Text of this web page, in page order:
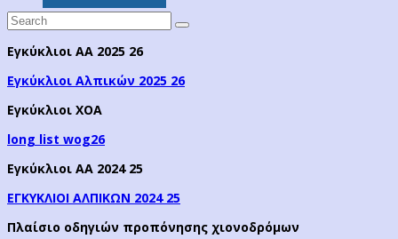
Εγκύκλιοι ΑΑ 2025 26
Εγκύκλιοι Αλπικών 2025 26
Εγκύκλιοι ΧΟΑ
long list wog26
Εγκύκλιοι ΑΑ 2024 25
ΕΓΚΥΚΛΙΟΙ ΑΛΠΙΚΩΝ 2024 25
Πλαίσιο οδηγιών προπόνησης χιονοδρόμων